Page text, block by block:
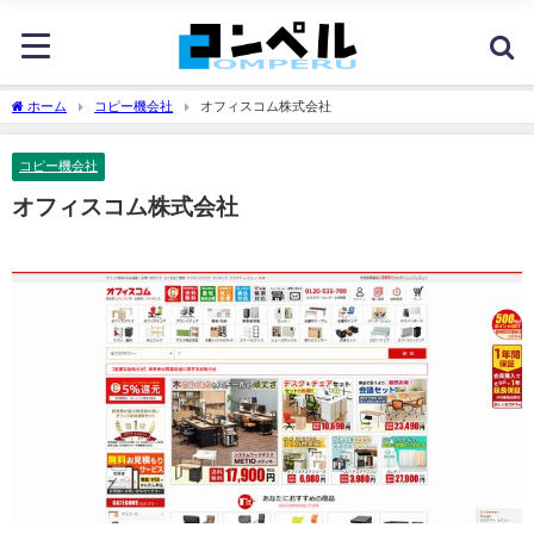
ホーム コピー機会社 オフィスコム株式会社
コピー機会社
オフィスコム株式会社